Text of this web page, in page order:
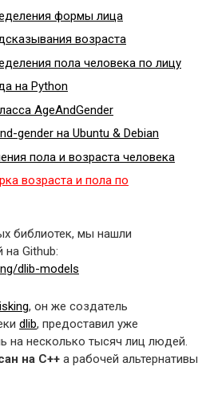
формы лица
возраста
пола человека по лицу
на Python
AgeAndGender
gender на Ubuntu & Debian
пола и возраста человека
возраста и пола по
библиотек, мы нашли
на Github:
dlib-models
, он же создатель
dlib, предоставил уже
на несколько тысяч лиц людей.
на C++ а рабочей альтернативы